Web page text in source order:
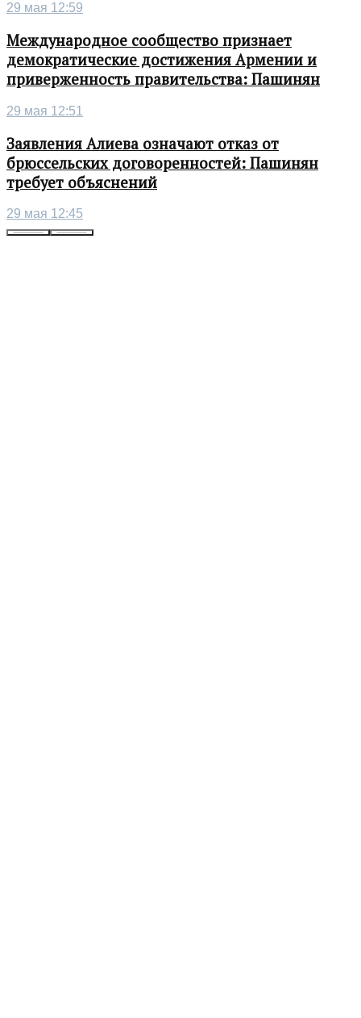
29 мая 12:59
Международное сообщество признает
демократические достижения Армении и
приверженность правительства: Пашинян
29 мая 12:51
Заявления Алиева означают отказ от
брюссельских договоренностей: Пашинян
требует объяснений
29 мая 12:45